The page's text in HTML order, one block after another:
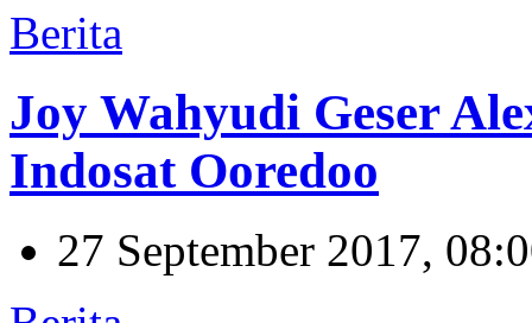
Berita
Joy Wahyudi Geser
Indosat Ooredoo
27 September 2017,